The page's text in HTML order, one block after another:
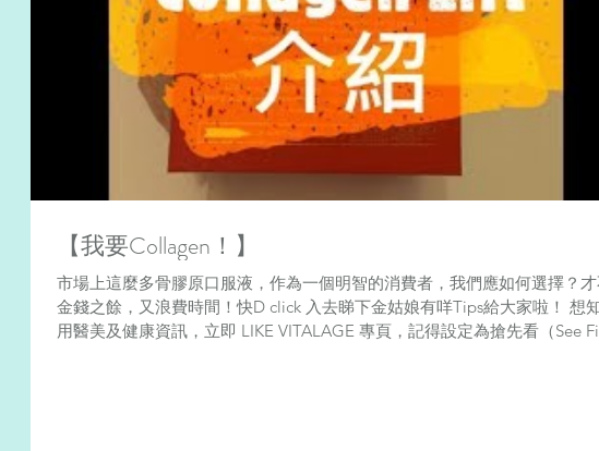
【我要Collagen！】
市場上這麼多骨膠原口服液，作為一個明智的消費者，我們應如何選擇？才
金錢之餘，又浪費時間！快D click 入去睇下金姑娘有咩Tips給大家啦！ 想知
用醫美及健康資訊，立即 LIKE VITALAGE 專頁，記得設定為搶先看（See